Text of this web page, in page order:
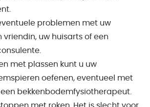
problemen met uw
vriendin, uw huisarts of een
met plassen kunt u uw
oefenen, eventueel met
bekkenbodemfysiotherapeut.